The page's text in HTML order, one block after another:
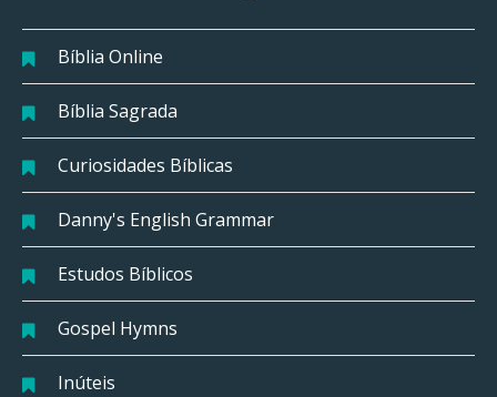
Bíblia Online
Bíblia Sagrada
Curiosidades Bíblicas
Danny's English Grammar
Estudos Bíblicos
Gospel Hymns
Inúteis